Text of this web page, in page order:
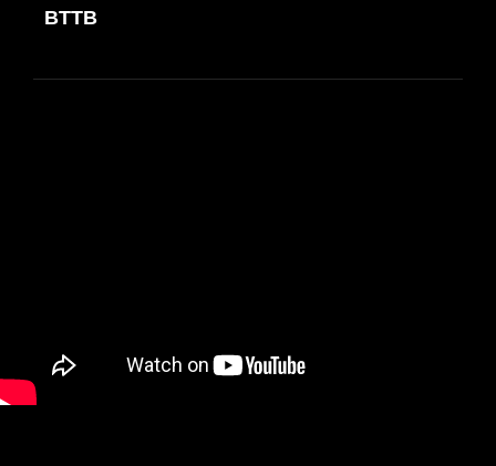
entradas
BTTB